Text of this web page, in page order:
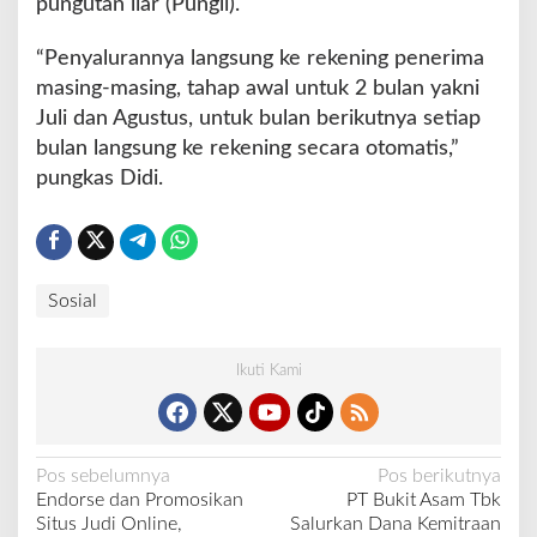
“Penyalurannya langsung ke rekening penerima
masing-masing, tahap awal untuk 2 bulan yakni
Juli dan Agustus, untuk bulan berikutnya setiap
bulan langsung ke rekening secara otomatis,”
pungkas Didi.
Sosial
Ikuti Kami
N
a
Pos sebelumnya
Endorse dan Promosikan
Situs Judi Online,
Pos berikutnya
PT Bukit Asam Tbk
Salurkan Dana Kemitraan